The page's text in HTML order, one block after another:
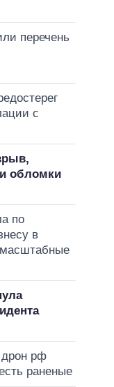
перечень
с
обломки
по
в
дрон рф
раненые